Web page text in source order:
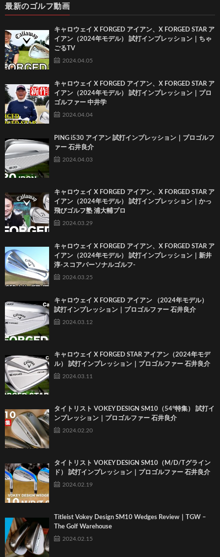
最新のゴルフ動画
キャロウェイ X FORGED アイアン、X FORGED STAR ア
イアン（2024年モデル） 試打インプレッション｜ちゃ
ごるTV
2024.04.05
キャロウェイ X FORGED アイアン、X FORGED STAR ア
イアン（2024年モデル） 試打インプレッション｜プロ
ゴルファー 中井学
2024.04.04
PING i530 アイアン 試打インプレッション｜プロゴルフ
ァー 石井良介
2024.04.03
キャロウェイ X FORGED アイアン、X FORGED STAR ア
イアン（2024年モデル） 試打インプレッション｜かっ
飛びゴルフ塾 浦大輔プロ
2024.03.29
キャロウェイ X FORGED アイアン、X FORGED STAR ア
イアン（2024年モデル） 試打インプレッション｜新井
淳-スコアパーソナルゴルフ-
2024.03.25
キャロウェイ X FORGED アイアン （2024年モデル）
試打インプレッション｜プロゴルファー 石井良介
2024.03.12
キャロウェイ X FORGED STAR アイアン（2024年モデ
ル） 試打インプレッション｜プロゴルファー 石井良介
2024.03.11
タイトリスト VOKEY DESIGN SM10（54°特集） 試打イ
ンプレッション｜プロゴルファー 石井良介
2024.02.20
タイトリスト VOKEY DESIGN SM10（M/D/Tグライン
ド） 試打インプレッション｜プロゴルファー 石井良介
2024.02.19
Titleist Vokey Design SM10 Wedges Review｜TGW –
The Golf Warehouse
2024.02.15